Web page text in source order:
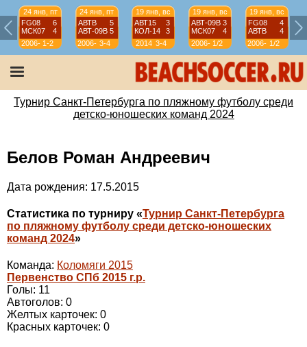
24 янв, пт
FG08
6
МСК07
4
2006-
07
1-2
24 янв, пт
АВТВ
5
АВТ-09B 5
2006-
07
3-4
19 янв, вс
АВТ15
3
КОЛ-14
3
2014 3-4
19 янв, вс
АВТ-09B 3
МСК07
4
2006-
07
1/2
19 янв, вс
FG08
4
АВТВ
4
2006-
07
1/2
Турнир Санкт-Петербурга по пляжному футболу среди
детско-юношеских команд 2024
Белов Роман Андреевич
Дата рождения: 17.5.2015
Статистика по турниру «Турнир Санкт-Петербурга
по пляжному футболу среди детско-юношеских
команд 2024»
Команда: Коломяги 2015
Первенство СПб 2015 г.р.
Голы: 11
Автоголов: 0
Желтых карточек: 0
Красных карточек: 0